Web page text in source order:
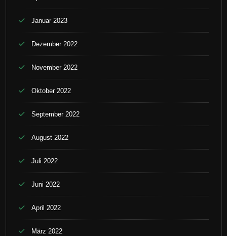
Januar 2023
Dezember 2022
November 2022
Oktober 2022
September 2022
August 2022
Juli 2022
Juni 2022
April 2022
März 2022